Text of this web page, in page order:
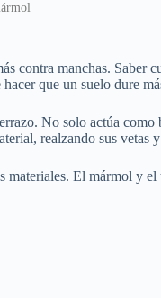
contra manchas.
que un suelo dure
No solo actúa
realzando sus vetas
materiales. El mármol y